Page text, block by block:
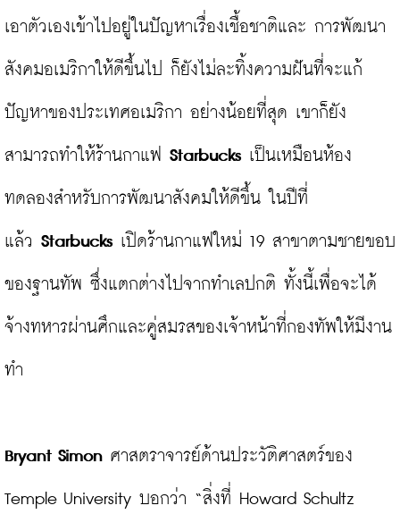
เอาตัวเองเข้าไปอยู่ในปัญหาเรื่องเชื้อชาติและ การพัฒนา
สังคมอเมริกาให้ดีขึ้นไป ก็ยังไม่ละทิ้งความฝันที่จะแก้
ปัญหาของประเทศอเมริกา อย่างน้อยที่สุด เขาก็ยัง
สามารถทำให้ร้านกาแฟ Starbucks เป็นเหมือนห้อง
ทดลองสำหรับการพัฒนาสังคมให้ดีขึ้น ในปีที่
แล้ว Starbucks เปิดร้านกาแฟใหม่ 19 สาขาตามชายขอบ
ของฐานทัพ ซึ่งแตกต่างไปจากทำเลปกติ ทั้งนี้เพื่อจะได้
จ้างทหารผ่านศึกและคู่สมรสของเจ้าหน้าที่กองทัพให้มีงาน
ทำ
Bryant Simon ศาสตราจารย์ด้านประวัติศาสตร์ของ
Temple University บอกว่า “สิ่งที่ Howard Schultz